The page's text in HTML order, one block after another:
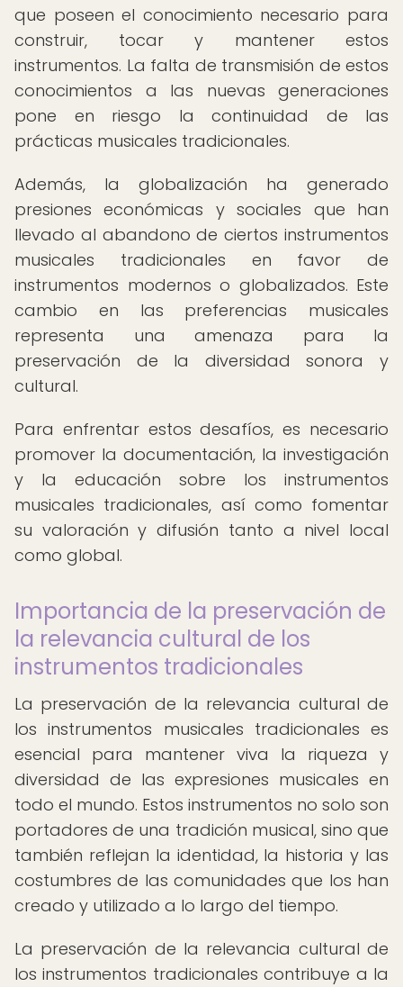
que poseen el conocimiento necesario para
construir, tocar y mantener estos
instrumentos. La falta de transmisión de estos
conocimientos a las nuevas generaciones
pone en riesgo la continuidad de las
prácticas musicales tradicionales.
Además, la globalización ha generado
presiones económicas y sociales que han
llevado al abandono de ciertos instrumentos
musicales tradicionales en favor de
instrumentos modernos o globalizados. Este
cambio en las preferencias musicales
representa una amenaza para la
preservación de la diversidad sonora y
cultural.
Para enfrentar estos desafíos, es necesario
promover la documentación, la investigación
y la educación sobre los instrumentos
musicales tradicionales, así como fomentar
su valoración y difusión tanto a nivel local
como global.
Importancia de la preservación de
la relevancia cultural de los
instrumentos tradicionales
La preservación de la relevancia cultural de
los instrumentos musicales tradicionales es
esencial para mantener viva la riqueza y
diversidad de las expresiones musicales en
todo el mundo. Estos instrumentos no solo son
portadores de una tradición musical, sino que
también reflejan la identidad, la historia y las
costumbres de las comunidades que los han
creado y utilizado a lo largo del tiempo.
La preservación de la relevancia cultural de
los instrumentos tradicionales contribuye a la